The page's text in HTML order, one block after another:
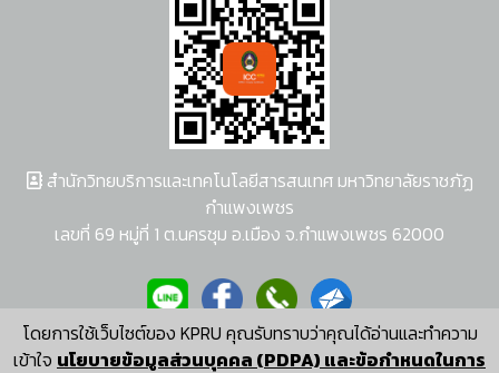
โดยการใช้เว็บไซต์ของ KPRU คุณรับทราบว่าคุณได้อ่านและทำความ
เข้าใจ นโยบายข้อมูลส่วนบุคคล (PDPA) และข้อกำหนดในการ
สำนักวิทยบริการและเทคโนโลยีสารสนเทศ มหาวิทยาลัยราชภัฏ
กำแพงเพชร
เลขที่ 69 หมู่ที่ 1 ต.นครชุม อ.เมือง จ.กำแพงเพชร 62000
ผู้พัฒนาระบบ อนุชา พวงผกา